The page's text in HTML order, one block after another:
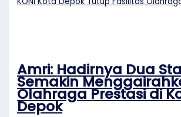
Amri: Hadirnya Dua
Semakin
Olahraga Prestasi di
Depok